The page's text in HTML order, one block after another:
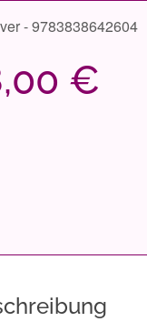
- 9783838642604
€